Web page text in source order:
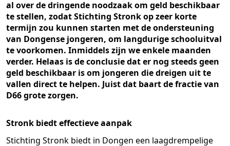
al over de dringende noodzaak om geld beschikbaar
te stellen, zodat Stichting Stronk op zeer korte
termijn zou kunnen starten met de ondersteuning
van Dongense jongeren, om langdurige schooluitval
te voorkomen. Inmiddels zijn we enkele maanden
verder. Helaas is de conclusie dat er nog steeds geen
geld beschikbaar is om jongeren die dreigen uit te
vallen direct te helpen. Juist dat baart de fractie van
D66 grote zorgen.
Stronk biedt effectieve aanpak
Stichting Stronk biedt in Dongen een laagdrempelige